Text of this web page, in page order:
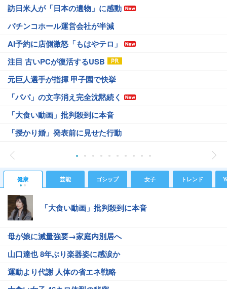
訪日米人が「日本の遺物」に感動
パチンコホール運営会社が半減
AI予約に店側激怒「もはやテロ」
注目 古いPCが復活するUSB
元巨人選手が指揮 甲子園で快挙
「パパ」の文字消え完全沈黙続く
「大食い動画」批判殺到に本音
「授かり婚」発表前に見せた行動
健康 芸能 ゴシップ 女子 トレンド
「大食い動画」批判殺到に本音
母が娘に減量強要→家庭内別居へ
山口達也 8年ぶり楽器姿に感涙か
運動より代謝 人体の省エネ戦略